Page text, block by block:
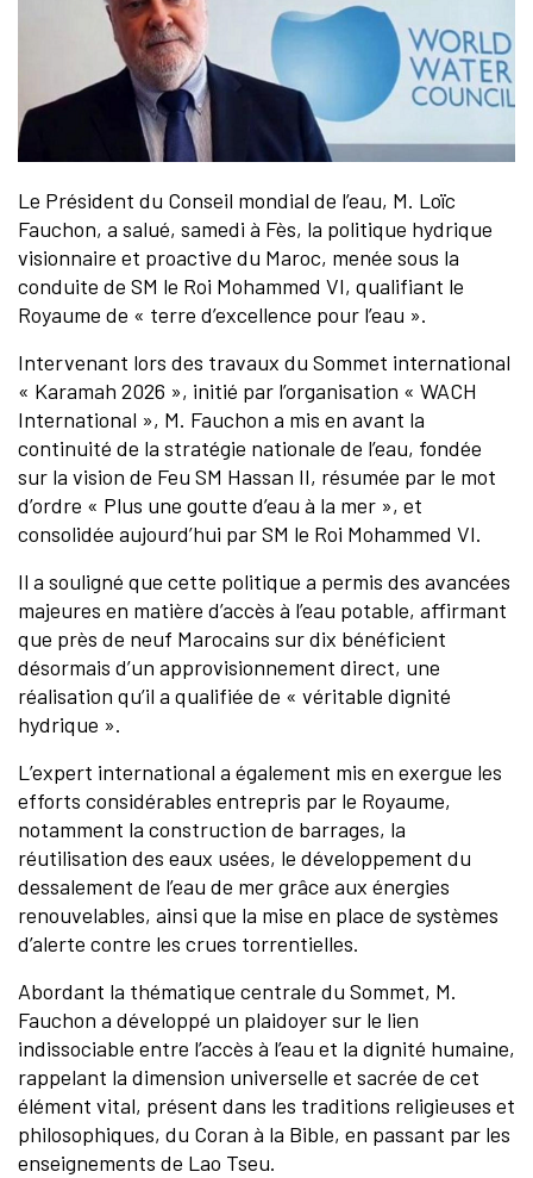
Le Président du Conseil mondial de l’eau, M. Loïc
Fauchon, a salué, samedi à Fès, la politique hydrique
visionnaire et proactive du Maroc, menée sous la
conduite de SM le Roi Mohammed VI, qualifiant le
Royaume de « terre d’excellence pour l’eau ».
Intervenant lors des travaux du Sommet international
« Karamah 2026 », initié par l’organisation « WACH
International », M. Fauchon a mis en avant la
continuité de la stratégie nationale de l’eau, fondée
sur la vision de Feu SM Hassan II, résumée par le mot
d’ordre « Plus une goutte d’eau à la mer », et
consolidée aujourd’hui par SM le Roi Mohammed VI.
Il a souligné que cette politique a permis des avancées
majeures en matière d’accès à l’eau potable, affirmant
que près de neuf Marocains sur dix bénéficient
désormais d’un approvisionnement direct, une
réalisation qu’il a qualifiée de « véritable dignité
hydrique ».
L’expert international a également mis en exergue les
efforts considérables entrepris par le Royaume,
notamment la construction de barrages, la
réutilisation des eaux usées, le développement du
dessalement de l’eau de mer grâce aux énergies
renouvelables, ainsi que la mise en place de systèmes
d’alerte contre les crues torrentielles.
Abordant la thématique centrale du Sommet, M.
Fauchon a développé un plaidoyer sur le lien
indissociable entre l’accès à l’eau et la dignité humaine,
rappelant la dimension universelle et sacrée de cet
élément vital, présent dans les traditions religieuses et
philosophiques, du Coran à la Bible, en passant par les
enseignements de Lao Tseu.